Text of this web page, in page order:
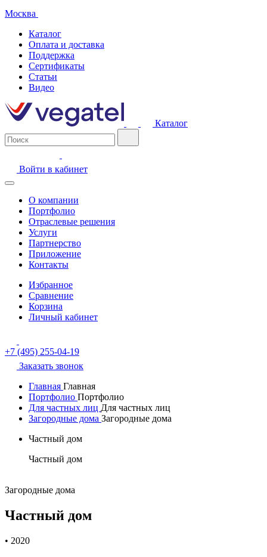
Москва
Каталог
Оплата и доставка
Поддержка
Сертификаты
Статьи
Видео
Каталог
Войти в кабинет
О компании
Портфолио
Отраслевые решения
Услуги
Партнерство
Приложение
Контакты
Избранное
Сравнение
Корзина
Личный кабинет
+7 (495) 255-04-19
Заказать звонок
Главная Главная
Портфолио Портфолио
Для частных лиц Для частных лиц
Загородные дома Загородные дома
Частный дом
Частный дом
Загородные дома
Частный дом
• 2020